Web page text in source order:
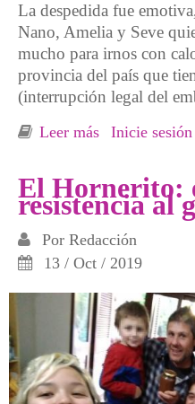
La despedida fue
Nano, Amelia y Seve
mucho para irnos con
provincia del país que
(interrupción legal del
Leer más sobre
Inicie sesión
El Hornerito:
resistencia al
Por Redacción
13 / Oct / 2019